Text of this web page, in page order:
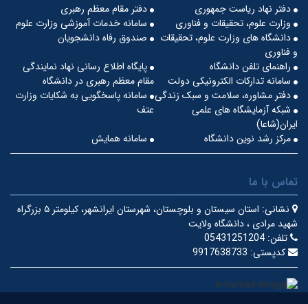
دفتر مقام معظم رهبری
دفتر نهاد ریاست جمهوری
سامانه خدمات آموزشی وزارت علوم
وزارت علوم، تحقیقات و فناوری
صندوق رفاه دانشجویان
دانشگاه های وزارت علوم، تحقیقات
و فناوری
پایگاه اطلاع رسانی نهاد نمایندگی
مقام معظم رهبری در دانشگاه
راهنمای تلفن دانشگاه
سامانه تدارکات الکترونیکی دولت
سامانه پاسخگویی به شکایات وزارت
عتف
دفتر مشاوره، سلامت و سبک زندگی
شبکه آزمایشگاه های علمی
ایران(شاعا)
سامانه همایش
مرکز رشد نوین دانشگاه
تماس با ما
نشانی:
استان سیستان و بلوچستان، شهرستان ایرانشهر، کیلومتر ۵ بزرگراه
شهید مرادی ، دانشگاه ولایت
تلفن: 05431251204
کدپستی: 9917638733